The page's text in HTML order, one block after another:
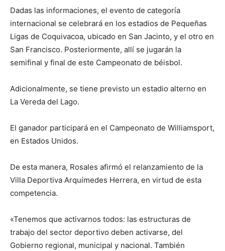
Dadas las informaciones, el evento de categoría
internacional se celebrará en los estadios de Pequeñas
Ligas de Coquivacoa, ubicado en San Jacinto, y el otro en
San Francisco. Posteriormente, allí se jugarán la
semifinal y final de este Campeonato de béisbol.
Adicionalmente, se tiene previsto un estadio alterno en
La Vereda del Lago.
El ganador participará en el Campeonato de Williamsport,
en Estados Unidos.
De esta manera, Rosales afirmó el relanzamiento de la
Villa Deportiva Arquímedes Herrera, en virtud de esta
competencia.
«Tenemos que activarnos todos: las estructuras de
trabajo del sector deportivo deben activarse, del
Gobierno regional, municipal y nacional. También